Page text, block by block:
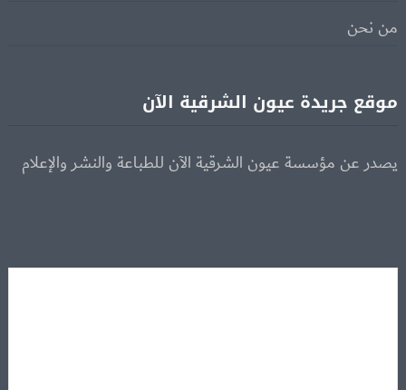
من نحن
موقع جريدة عيون الشرقية الآن
يصدر عن مؤسسة عيون الشرقية الآن للطباعة والنشر والإعلام